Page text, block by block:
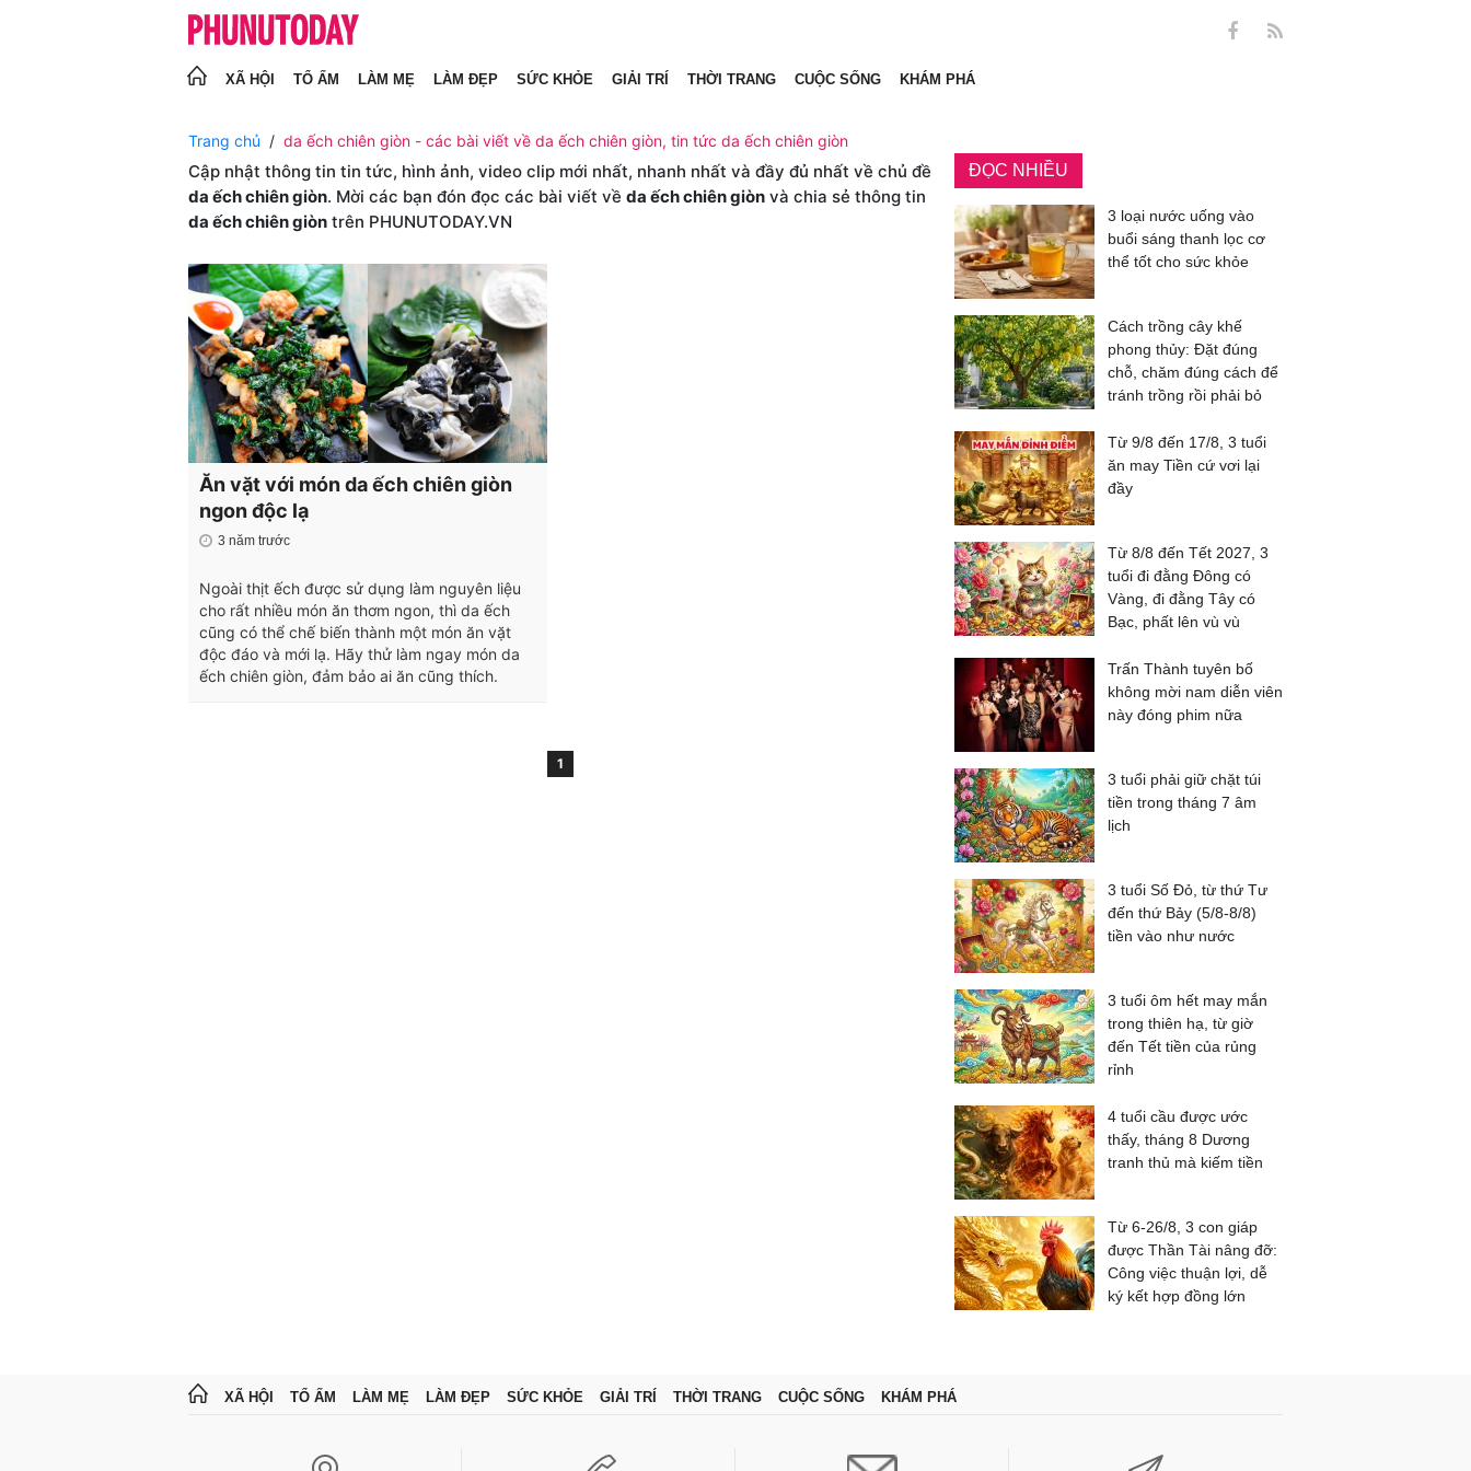
XÃ HỘI TỔ ẤM LÀM MẸ LÀM ĐẸP SỨC KHỎE GIẢI TRÍ THỜI TRANG CUỘC SỐNG KHÁM PHÁ
Trang chủ da ếch chiên giòn - các bài viết về da ếch chiên giòn, tin tức da ếch chiên giòn
Cập nhật thông tin tin tức, hình ảnh, video clip mới nhất, nhanh nhất và đầy đủ nhất về chủ đề
da ếch chiên giòn. Mời các bạn đón đọc các bài viết về da ếch chiên giòn và chia sẻ thông tin
da ếch chiên giòn trên PHUNUTODAY.VN
Ăn vặt với món da ếch chiên giòn
ngon độc lạ
3 năm trước
Ngoài thịt ếch được sử dụng làm nguyên liệu
cho rất nhiều món ăn thơm ngon, thì da ếch
cũng có thể chế biến thành một món ăn vặt
độc đáo và mới lạ. Hãy thử làm ngay món da
ếch chiên giòn, đảm bảo ai ăn cũng thích.
1
ĐỌC NHIỀU
3 loại nước uống vào
buổi sáng thanh lọc cơ
thể tốt cho sức khỏe
Cách trồng cây khế
phong thủy: Đặt đúng
chỗ, chăm đúng cách để
tránh trồng rồi phải bỏ
Từ 9/8 đến 17/8, 3 tuổi
ăn may Tiền cứ vơi lại
đầy
Từ 8/8 đến Tết 2027, 3
tuổi đi đằng Đông có
Vàng, đi đằng Tây có
Bạc, phất lên vù vù
Trấn Thành tuyên bố
không mời nam diễn viên
này đóng phim nữa
3 tuổi phải giữ chặt túi
tiền trong tháng 7 âm
lịch
3 tuổi Số Đỏ, từ thứ Tư
đến thứ Bảy (5/8-8/8)
tiền vào như nước
3 tuổi ôm hết may mắn
trong thiên hạ, từ giờ
đến Tết tiền của rủng
rỉnh
4 tuổi cầu được ước
thấy, tháng 8 Dương
tranh thủ mà kiếm tiền
Từ 6-26/8, 3 con giáp
được Thần Tài nâng đỡ:
Công việc thuận lợi, dễ
ký kết hợp đồng lớn
XÃ HỘI TỔ ẤM LÀM MẸ LÀM ĐẸP SỨC KHỎE GIẢI TRÍ THỜI TRANG CUỘC SỐNG KHÁM PHÁ